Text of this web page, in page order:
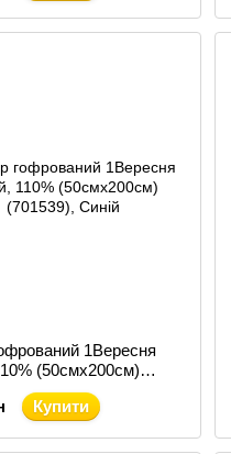
1Вересня
(50смх200см)
Купити